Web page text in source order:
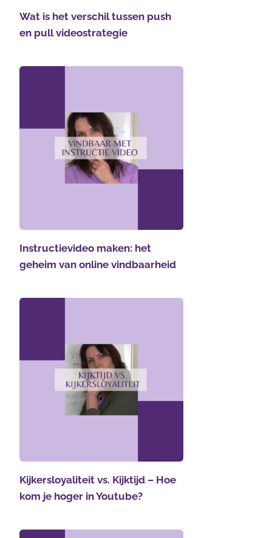
Wat is het verschil tussen push
en pull videostrategie
Instructievideo maken: het
geheim van online vindbaarheid
Kijkersloyaliteit vs. Kijktijd – Hoe
kom je hoger in Youtube?